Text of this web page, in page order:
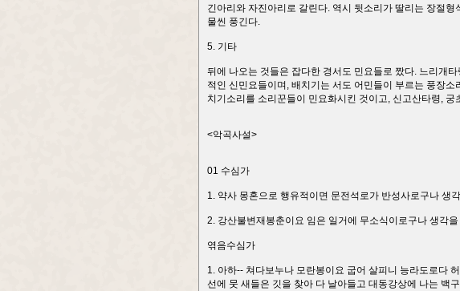
긴아리와 자진아리로 갈린다. 역시 뒷소리가 딸리는 장절
물씬 풍긴다.
5. 기타
뒤에 나오는 것들은 잡다한 경서도 민요들로 짰다. 느리개
적인 신민요들이며, 배치기는 서도 어민들이 부르는 풍장
치기소리를 소리꾼들이 민요화시킨 것이고, 신고산타령,
<악곡사설>
01 수심가
1. 약사 몽혼으로 행유적이면 문전석로가 반성사로구나 생
2. 강산불변재봉춘이요 임은 일거에 무소식이로구나 생각
엮음수심가
1. 아하-- 쳐다보누나 모란봉이요 굽어 살피니 능라도로다
선에 뭇 새들은 깃을 찾아 다 날아들고 대동강상에 나는 백